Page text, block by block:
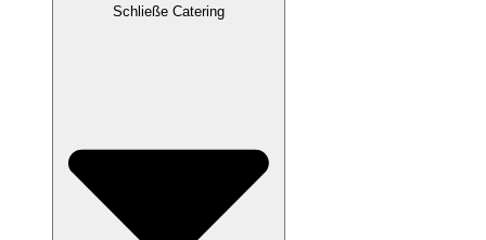
Schließe Catering